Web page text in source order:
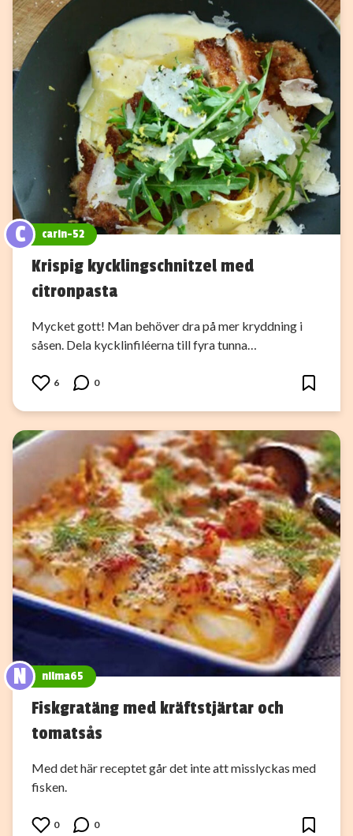
C carin-52
Krispig kycklingschnitzel med
citronpasta
Mycket gott! Man behöver dra på mer kryddning i
såsen. Dela kycklinfiléerna till fyra tunna…
6 0
N nilma65
Fiskgratäng med kräftstjärtar och
tomatsås
Med det här receptet går det inte att misslyckas med
fisken.
0 0